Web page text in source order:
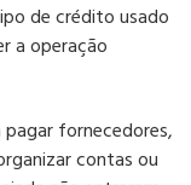
de crédito usado
a operação
fornecedores,
contas ou